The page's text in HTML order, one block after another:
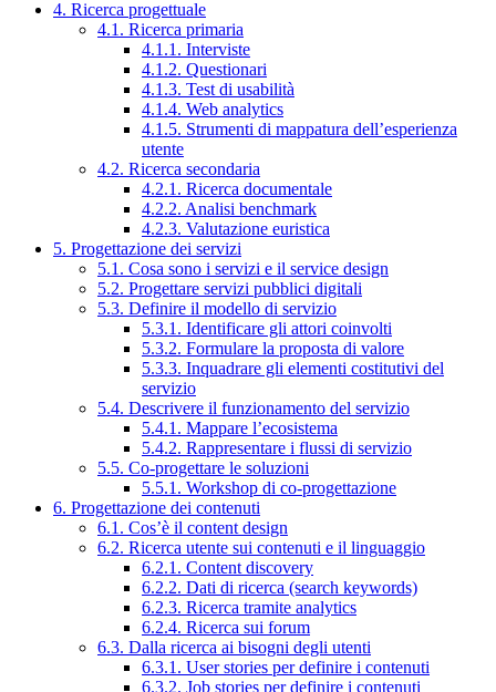
4. Ricerca progettuale
4.1. Ricerca primaria
4.1.1. Interviste
4.1.2. Questionari
4.1.3. Test di usabilità
4.1.4. Web analytics
4.1.5. Strumenti di mappatura dell’esperienza
utente
4.2. Ricerca secondaria
4.2.1. Ricerca documentale
4.2.2. Analisi benchmark
4.2.3. Valutazione euristica
5. Progettazione dei servizi
5.1. Cosa sono i servizi e il service design
5.2. Progettare servizi pubblici digitali
5.3. Definire il modello di servizio
5.3.1. Identificare gli attori coinvolti
5.3.2. Formulare la proposta di valore
5.3.3. Inquadrare gli elementi costitutivi del
servizio
5.4. Descrivere il funzionamento del servizio
5.4.1. Mappare l’ecosistema
5.4.2. Rappresentare i flussi di servizio
5.5. Co-progettare le soluzioni
5.5.1. Workshop di co-progettazione
6. Progettazione dei contenuti
6.1. Cos’è il content design
6.2. Ricerca utente sui contenuti e il linguaggio
6.2.1. Content discovery
6.2.2. Dati di ricerca (search keywords)
6.2.3. Ricerca tramite analytics
6.2.4. Ricerca sui forum
6.3. Dalla ricerca ai bisogni degli utenti
6.3.1. User stories per definire i contenuti
6.3.2. Job stories per definire i contenuti